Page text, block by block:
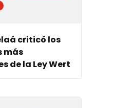
criticó los
más
de la Ley Wert